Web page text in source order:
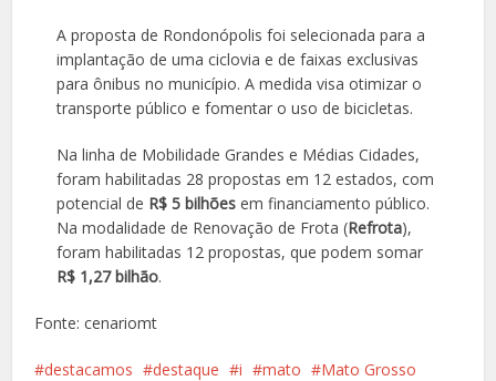
A proposta de Rondonópolis foi selecionada para a
implantação de uma ciclovia e de faixas exclusivas
para ônibus no município. A medida visa otimizar o
transporte público e fomentar o uso de bicicletas.
Na linha de Mobilidade Grandes e Médias Cidades,
foram habilitadas 28 propostas em 12 estados, com
potencial de R$ 5 bilhões em financiamento público.
Na modalidade de Renovação de Frota (Refrota),
foram habilitadas 12 propostas, que podem somar
R$ 1,27 bilhão.
Fonte: cenariomt
destacamos destaque i mato
Mato Grosso